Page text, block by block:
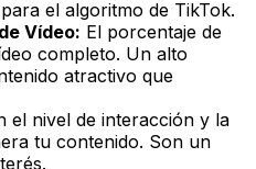
el algoritmo de TikTok.
Vídeo: El porcentaje de
completo. Un alto
atractivo que
el nivel de interacción y la
tu contenido. Son un